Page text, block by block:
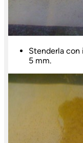
Stenderla con
5 mm.